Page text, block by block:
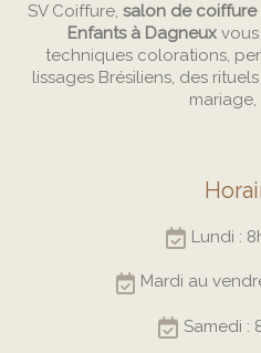
SV Coiffure, salon de coiffure
Enfants à Dagneuxvous
techniques colorations,
lissages Brésiliens, des
mariage,
Lundi :
Mardi au
Samedi :